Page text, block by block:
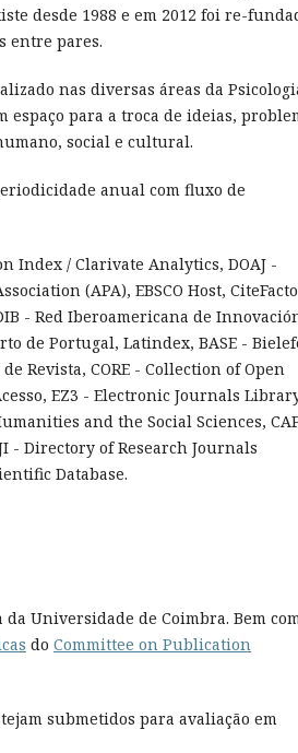
desde 1988 e em 2012 foi re-
entre pares.
nas diversas áreas da
para a troca de ideias,
social e cultural.
anual com fluxo de
Index / Clarivate Analytics, DOAJ -
(APA), EBSCO Host,
- Red Iberoamericana de
de Portugal, Latindex, BASE -
Revista, CORE - Collection of Open
EZ3 - Electronic Journals
and the Social Sciences,
- Directory of Research Journals
Database.
da Universidade de Coimbra. Bem
do Committee on Publication
submetidos para avaliação em